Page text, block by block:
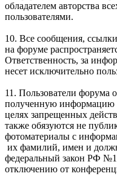
обладателем авторства
пользователями.
10. Все сообщения,
на форуме
Ответственность, за
несет исключительно
11. Пользователи форума
полученную информацию
целях запрещенных
также обязуются не
фотоматериалы с
их фамилий, имен и
федеральный закон РФ
отключению от